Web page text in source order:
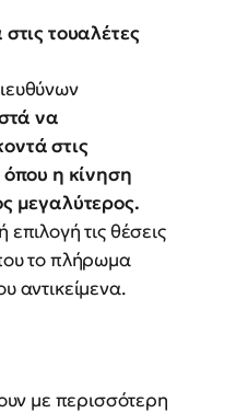
τουαλέτες
να
στις
όπου η κίνηση
μεγαλύτερος.
τις θέσεις
το πλήρωμα
αντικείμενα.
με περισσότερη